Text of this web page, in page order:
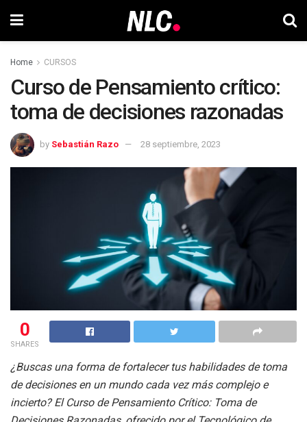
Home CURSOS
Curso de Pensamiento crítico:
toma de decisiones razonadas
by Sebastián Razo 28 septiembre, 2023
0
SHARES
¿Buscas una forma de fortalecer tus habilidades de toma
de decisiones en un mundo cada vez más complejo e
incierto? El Curso de Pensamiento Crítico: Toma de